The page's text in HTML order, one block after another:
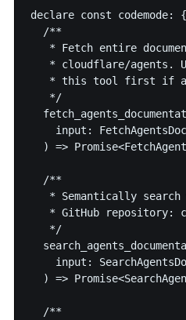
declare const codemode: {
  /**
* Fetch entire
* cloudflare/agents.
* this tool first if
   */
input:
) =>
  /**
* Semantically search
* GitHub repository:
   */
input:
) =>
  /**